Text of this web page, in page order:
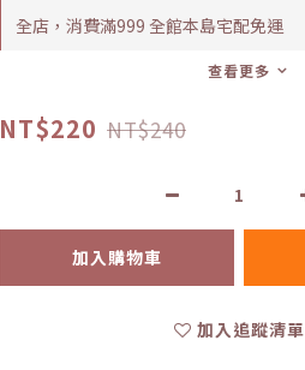
全店，消費滿999 全館本島宅配免運
查看更多
NT$220 NT$240
加入購物車
加入追蹤清單